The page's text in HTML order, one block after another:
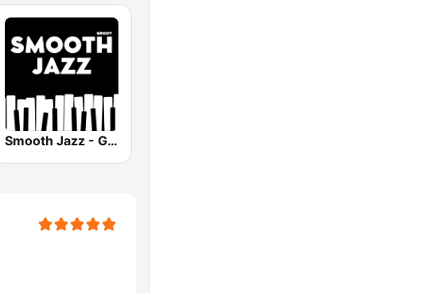
Smooth Jazz - Groov